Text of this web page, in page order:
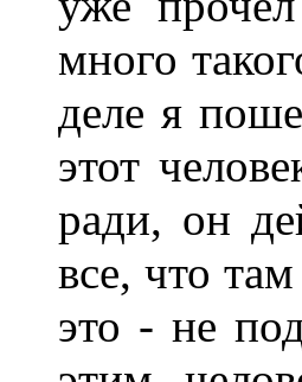
много
деле я
этот
ради, он
все, что
это - не